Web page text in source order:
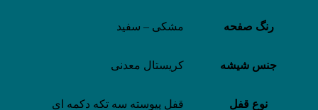
رنگ صفحه مشکی – سفید
جنس شیشه کریستال معدنی
نوع قفل قفل پیوسته سه تکه دکمه ای